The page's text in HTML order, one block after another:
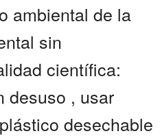
ambiental de la
sin
científica:
desuso , usar
desechable